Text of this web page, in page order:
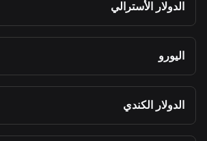
الدولار الأسترالي
اليورو
الدولار الكندي